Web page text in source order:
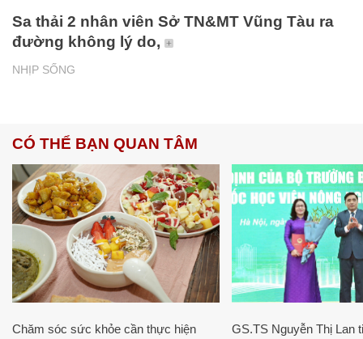
NHỊP SỐNG
Sa thải 2 nhân viên Sở TN&MT Vũng Tàu ra
đường không lý do,
CÓ THỂ BẠN QUAN TÂM
Chăm sóc sức khỏe cần thực hiện GS.TS Nguyễn Thị Lan